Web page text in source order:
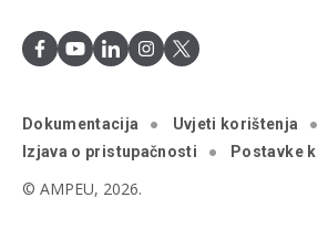
Dokumentacija Uvjeti korištenja
Izjava o pristupačnosti
Postavke
© AMPEU, 2026.